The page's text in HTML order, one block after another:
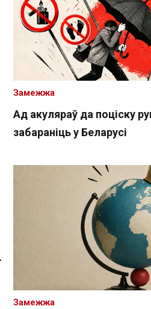
Ад акуляраў да поціску
забараніць у Беларусі
Замежжа
Замежжа